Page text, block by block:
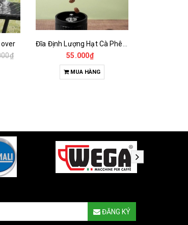
over
55.000₫
MUA HÀNG
ĐĂNG KÝ